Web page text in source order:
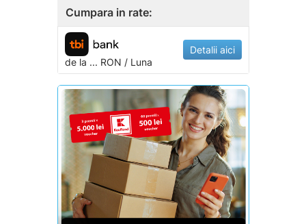
Cumpara in rate:
de la ... RON / Luna
Detalii aici